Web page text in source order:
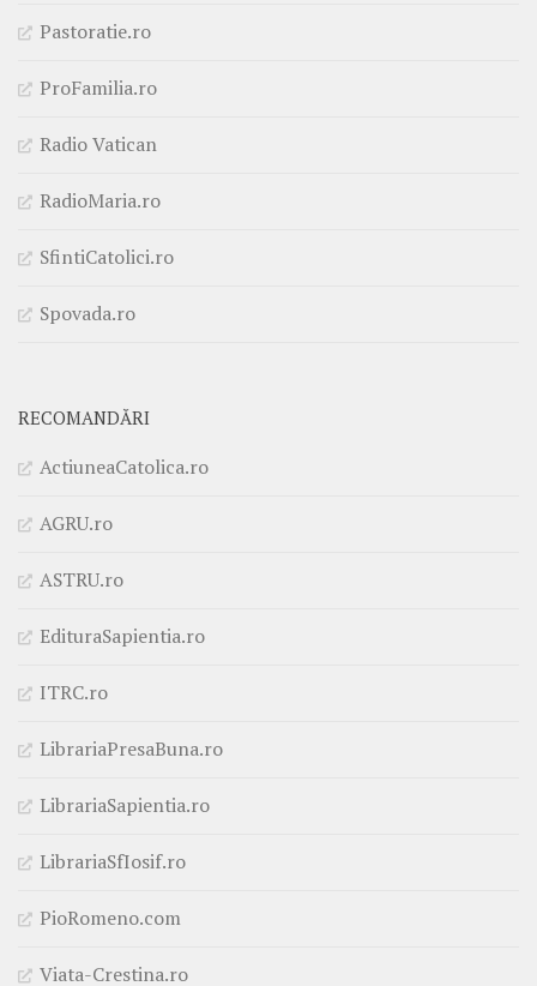
Pastoratie.ro
ProFamilia.ro
Radio Vatican
RadioMaria.ro
SfintiCatolici.ro
Spovada.ro
RECOMANDĂRI
ActiuneaCatolica.ro
AGRU.ro
ASTRU.ro
EdituraSapientia.ro
ITRC.ro
LibrariaPresaBuna.ro
LibrariaSapientia.ro
LibrariaSfIosif.ro
PioRomeno.com
Viata-Crestina.ro